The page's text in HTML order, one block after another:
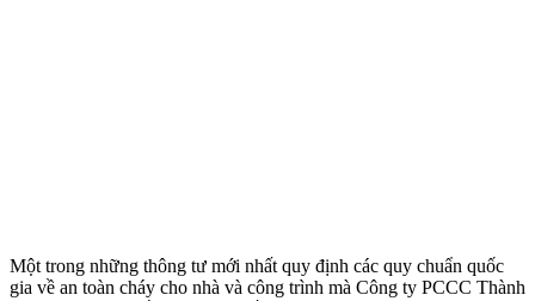
Một trong những thông tư mới nhất quy định các quy chuẩn quốc
gia về an toàn cháy cho nhà và công trình mà Công ty PCCC Thành